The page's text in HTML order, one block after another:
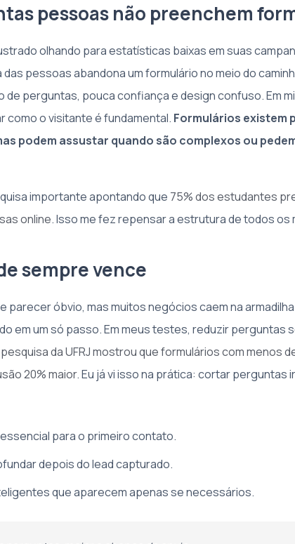
pessoas não preenchem
olhando para estatísticas baixas em suas
das pessoas abandona um formulário no meio do
de perguntas, pouca confiança e design confuso. Em
como o visitante é fundamental. Formulários existem
podem assustar quando são complexos ou
importante apontando que 75% dos estudantes
online. Isso me fez repensar a estrutura de todos
sempre vence
parecer óbvio, mas muitos negócios caem na
em um só passo. Em meus testes, reduzir perguntas
pesquisa da UFRJ mostrou que formulários com menos
20% maior. Eu já vi isso na prática: cortar perguntas
para o primeiro contato.
depois do lead capturado.
que aparecem apenas se necessários.